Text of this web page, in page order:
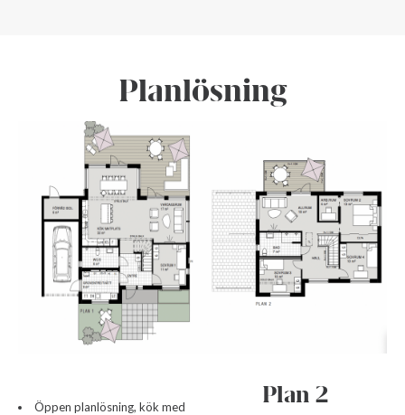
Planlösning
Öppen planlösning, kök med
Plan 2